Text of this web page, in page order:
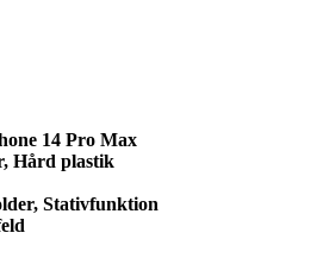
14 Pro Max
Hård plastik
Stativfunktion